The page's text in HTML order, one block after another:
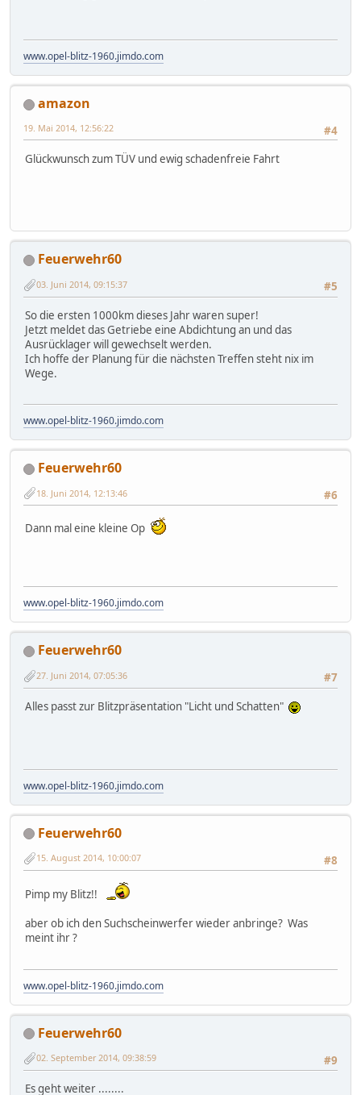
www.opel-blitz-1960.jimdo.com
amazon
#4
19. Mai 2014, 12:56:22
Glückwunsch zum TÜV und ewig schadenfreie Fahrt
Feuerwehr60
#5
03. Juni 2014, 09:15:37
So die ersten 1000km dieses Jahr waren super!
Jetzt meldet das Getriebe eine Abdichtung an und das
Ausrücklager will gewechselt werden.
Ich hoffe der Planung für die nächsten Treffen steht nix im
Wege.
www.opel-blitz-1960.jimdo.com
Feuerwehr60
#6
18. Juni 2014, 12:13:46
Dann mal eine kleine Op
www.opel-blitz-1960.jimdo.com
Feuerwehr60
#7
27. Juni 2014, 07:05:36
Alles passt zur Blitzpräsentation "Licht und Schatten"
www.opel-blitz-1960.jimdo.com
Feuerwehr60
#8
15. August 2014, 10:00:07
Pimp my Blitz!!
aber ob ich den Suchscheinwerfer wieder anbringe? Was
meint ihr ?
www.opel-blitz-1960.jimdo.com
Feuerwehr60
#9
02. September 2014, 09:38:59
Es geht weiter ........